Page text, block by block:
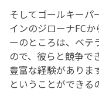
そしてゴールキーパ
インのジローナFC
ーのところは、ベテ
ので、彼らと競争で
豊富な経験がありま
ということができる